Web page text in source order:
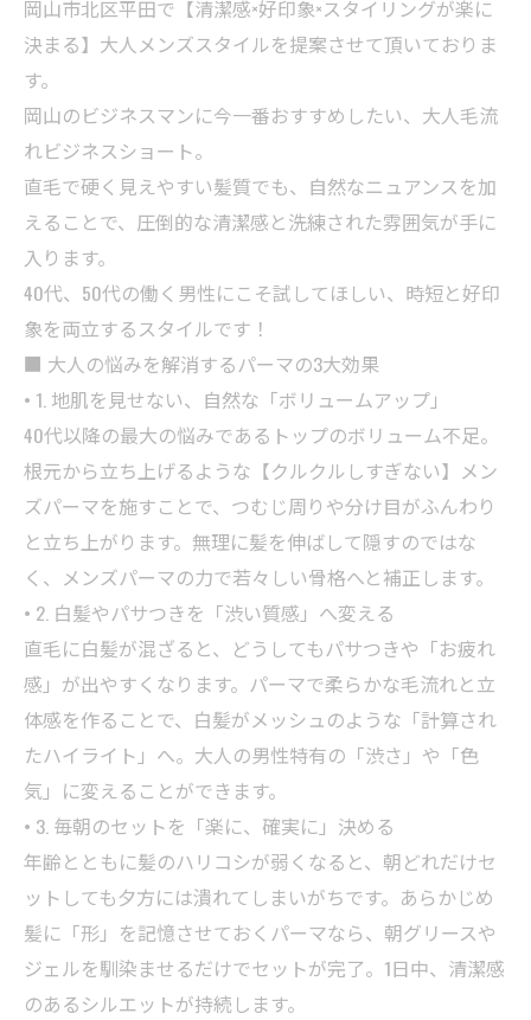
岡山市北区平田で【清潔感×好印象×スタイリングが楽に
決まる】大人メンズスタイルを提案させて頂いておりま
す。
岡山のビジネスマンに今一番おすすめしたい、大人毛流
れビジネスショート。
直毛で硬く見えやすい髪質でも、自然なニュアンスを加
えることで、圧倒的な清潔感と洗練された雰囲気が手に
入ります。
40代、50代の働く男性にこそ試してほしい、時短と好印
象を両立するスタイルです！
■ 大人の悩みを解消するパーマの3大効果
• 1. 地肌を見せない、自然な「ボリュームアップ」
40代以降の最大の悩みであるトップのボリューム不足。
根元から立ち上げるような【クルクルしすぎない】メン
ズパーマを施すことで、つむじ周りや分け目がふんわり
と立ち上がります。無理に髪を伸ばして隠すのではな
く、メンズパーマの力で若々しい骨格へと補正します。
• 2. 白髪やパサつきを「渋い質感」へ変える
直毛に白髪が混ざると、どうしてもパサつきや「お疲れ
感」が出やすくなります。パーマで柔らかな毛流れと立
体感を作ることで、白髪がメッシュのような「計算され
たハイライト」へ。大人の男性特有の「渋さ」や「色
気」に変えることができます。
• 3. 毎朝のセットを「楽に、確実に」決める
年齢とともに髪のハリコシが弱くなると、朝どれだけセ
ットしても夕方には潰れてしまいがちです。あらかじめ
髪に「形」を記憶させておくパーマなら、朝グリースや
ジェルを馴染ませるだけでセットが完了。1日中、清潔感
のあるシルエットが持続します。